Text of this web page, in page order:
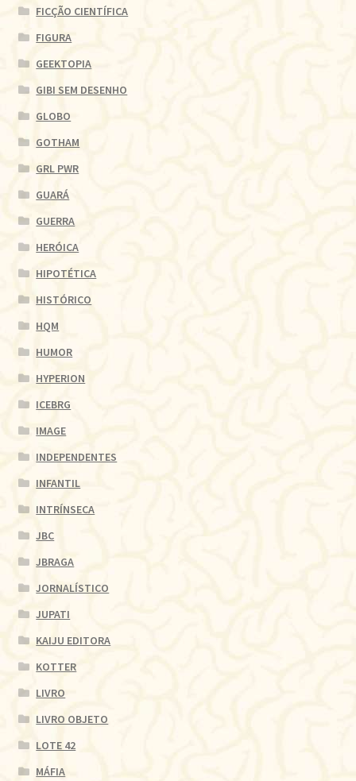
FICÇÃO CIENTÍFICA
FIGURA
GEEKTOPIA
GIBI SEM DESENHO
GLOBO
GOTHAM
GRL PWR
GUARÁ
GUERRA
HERÓICA
HIPOTÉTICA
HISTÓRICO
HQM
HUMOR
HYPERION
ICEBRG
IMAGE
INDEPENDENTES
INFANTIL
INTRÍNSECA
JBC
JBRAGA
JORNALÍSTICO
JUPATI
KAIJU EDITORA
KOTTER
LIVRO
LIVRO OBJETO
LOTE 42
MÁFIA